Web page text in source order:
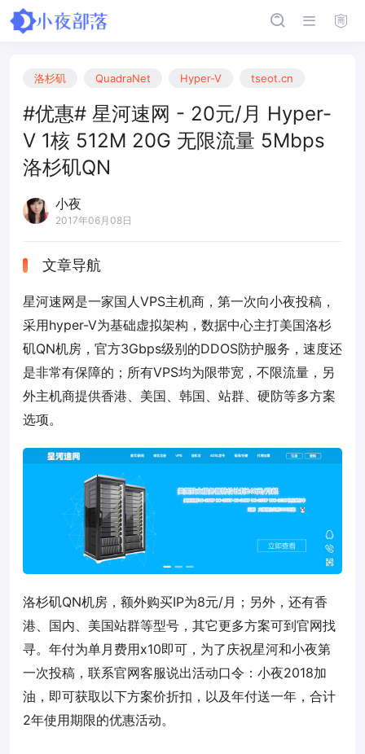
洛杉矶 QuadraNet Hyper-V tseot.cn
#优惠# 星河速网 - 20元/月 Hyper-
V 1核 512M 20G 无限流量 5Mbps
洛杉矶QN
小夜
2017年06月08日
文章导航
星河速网是一家国人VPS主机商，第一次向小夜投稿，
采用hyper-V为基础虚拟架构，数据中心主打美国洛杉
矶QN机房，官方3Gbps级别的DDOS防护服务，速度还
是非常有保障的；所有VPS均为限带宽，不限流量，另
外主机商提供香港、美国、韩国、站群、硬防等多方案
选项。
洛杉矶QN机房，额外购买IP为8元/月；另外，还有香
港、国内、美国站群等型号，其它更多方案可到官网找
寻。年付为单月费用x10即可，为了庆祝星河和小夜第
一次投稿，联系官网客服说出活动口令：小夜2018加
油，即可获取以下方案价折扣，以及年付送一年，合计
2年使用期限的优惠活动。